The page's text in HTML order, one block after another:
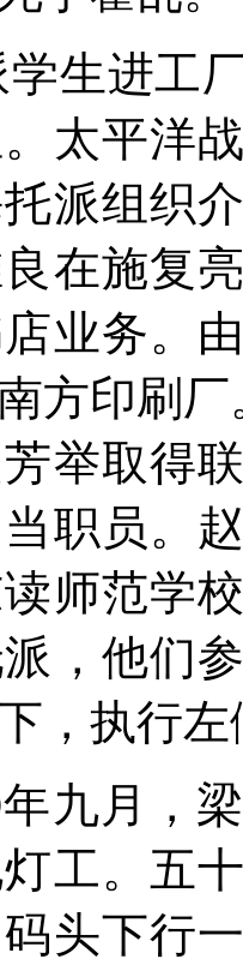
生进工
太平洋
派组织
在施复
业务。
方印刷
芳举取得
职员。
师范学
，他们
，执行
年九月，
工。五
头下行